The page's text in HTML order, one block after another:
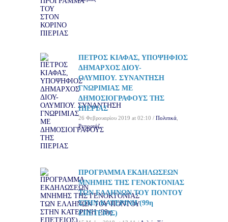
ΠΕΤΡΟΣ ΚΙΑΦΑΣ, ΥΠΟΨΗΦΙΟΣ
ΔΗΜΑΡΧΟΣ ΔΙΟΥ-
ΟΛΥΜΠΟΥ. ΣΥΝΑΝΤΗΣΗ
ΓΝΩΡΙΜΙΑΣ ΜΕ
ΔΗΜΟΣΙΟΓΡΑΦΟΥΣ ΤΗΣ
ΠΙΕΡΙΑΣ
26 Φεβρουαρίου 2019 at 02:10 / Πολιτικά
Ρεπορτάζ
ΠΡΟΓΡΑΜΜΑ ΕΚΔΗΛΩΣΕΩΝ
ΜΝΗΜΗΣ ΤΗΣ ΓΕΝΟΚΤΟΝΙΑΣ
ΤΩΝ ΕΛΛΗΝΩΝ ΤΟΥ ΠΟΝΤΟΥ
ΣΤΗΝ ΚΑΤΕΡΙΝΗ (99η
ΕΠΕΤΕΙΟΣ)